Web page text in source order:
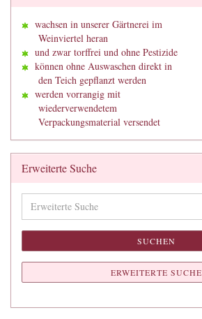
wachsen in unserer Gärtnerei im
Weinviertel heran
und zwar torffrei und ohne Pestizide
können ohne Auswaschen direkt in
den Teich gepflanzt werden
werden vorrangig mit
wiederverwendetem
Verpackungsmaterial versendet
Erweiterte Suche
Suche
SUCHEN
ERWEITERTE SUCHE